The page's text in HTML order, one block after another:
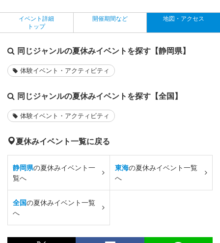
イベント詳細
トップ
開催期間など 地図・アクセス
同じジャンルの夏休みイベントを探す【静岡県】
体験イベント・アクティビティ
同じジャンルの夏休みイベントを探す【全国】
体験イベント・アクティビティ
夏休みイベント一覧に戻る
静岡県の夏休みイベント一
覧へ
東海の夏休みイベント一覧
へ
全国の夏休みイベント一覧
へ